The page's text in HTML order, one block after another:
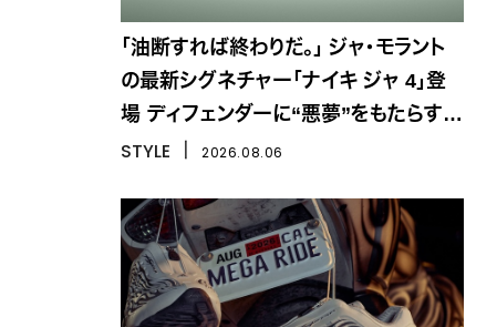
「油断すれば終わりだ。」 ジャ・モラント
の最新シグネチャー「ナイキ ジャ 4」登
場 ディフェンダーに“悪夢”をもたらす一
足
STYLE 2026.08.06